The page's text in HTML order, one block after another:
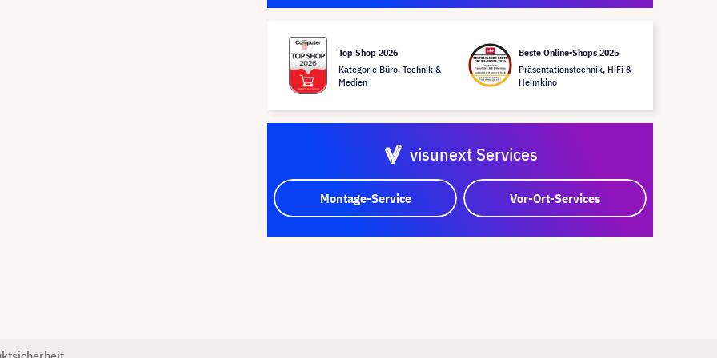
Top Shop 2026
Kategorie Büro, Technik &
Medien
Beste Online-Shops 2025
Präsentationstechnik, HiFi &
Heimkino
visunext Services
Montage-Service Vor-Ort-Services